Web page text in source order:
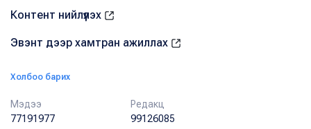
Контент нийлүүлэх
Эвэнт дээр хамтран ажиллах
Холбоо барих
Мэдээ
77191977
Редакц
99126085